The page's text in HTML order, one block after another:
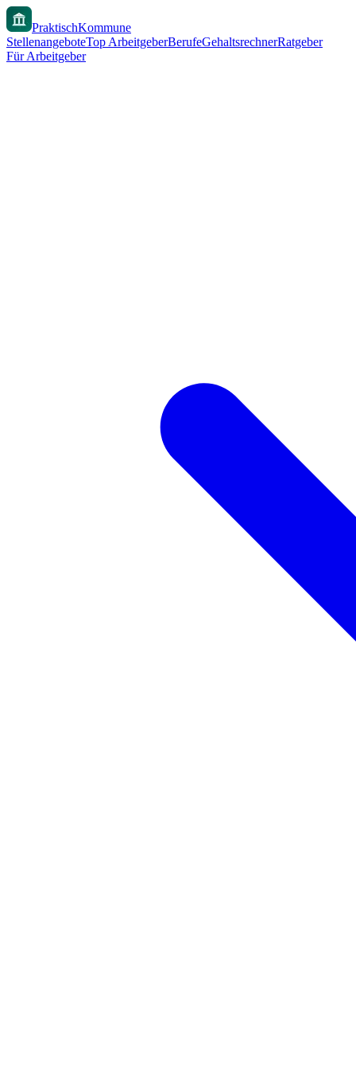
PraktischKommune
StellenangeboteTop ArbeitgeberBerufeGehaltsrechnerRatgeber
Für Arbeitgeber